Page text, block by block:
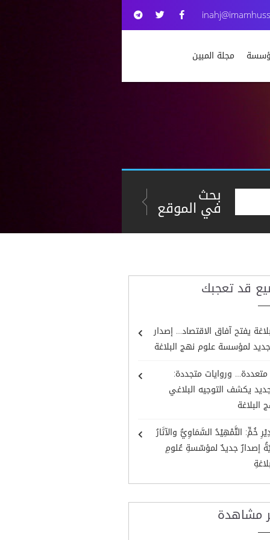
مجلة المبين
بحث
في الموقع
قد تعجبك
يفتح آفاق الاقتصاد… إصدار
لمؤسسة علوم نهج البلاغة
متعددة… وروايات متجددة:
يكشف التوجيه البلاغي
خُمٍّ: التَّمْهِيْدُ السَّمَاوِيُّ والآثَارُ
إصدارٌ جديدٌ لمؤسّسةِ عُلومِ
مشاهدة